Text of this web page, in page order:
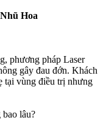
Hoa
phương pháp Laser
gây đau đớn. Khách
tại vùng điều trị nhưng
lâu?